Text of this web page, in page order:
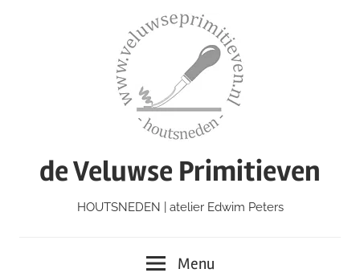
de Veluwse Primitieven
HOUTSNEDEN | atelier Edwim Peters
Menu